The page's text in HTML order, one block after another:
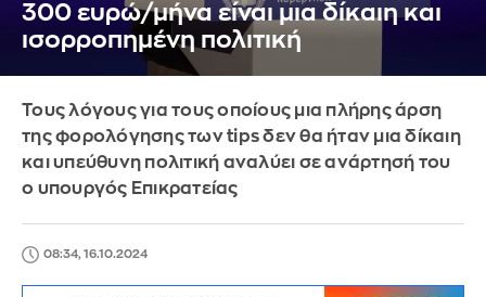
300 ευρώ/μήνα είναι μια δίκαιη και
ισορροπημένη πολιτική
Τους λόγους για τους οποίους μια πλήρης άρση
της φορολόγησης των tips δεν θα ήταν μια δίκαιη
και υπεύθυνη πολιτική αναλύει σε ανάρτησή του
ο υπουργός Επικρατείας
08:34, 16.10.2024